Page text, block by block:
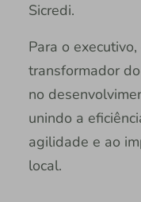
Sicredi.
Para o
transformador
no
unindo a
agilidade e ao
local.